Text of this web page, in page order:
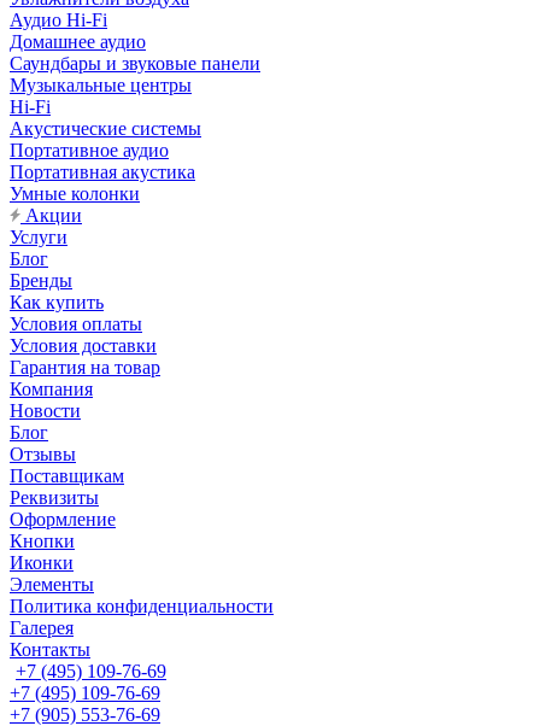
Аудио Hi-Fi
Домашнее аудио
Саундбары и звуковые панели
Музыкальные центры
Hi-Fi
Акустические системы
Портативное аудио
Портативная акустика
Умные колонки
Акции
Услуги
Блог
Бренды
Как купить
Условия оплаты
Условия доставки
Гарантия на товар
Компания
Новости
Блог
Отзывы
Поставщикам
Реквизиты
Оформление
Кнопки
Иконки
Элементы
Политика конфиденциальности
Галерея
Контакты
+7 (495) 109-76-69
+7 (495) 109-76-69
+7 (905) 553-76-69